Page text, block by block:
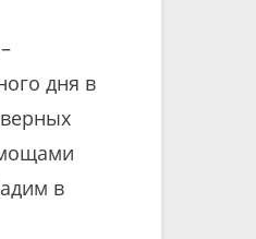
дня в
в